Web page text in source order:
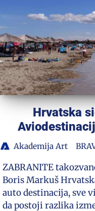
Hrvatska
Akademija Art
ZABRANITE
Boris Markuš
auto destinacija, sve
da postoji razlika